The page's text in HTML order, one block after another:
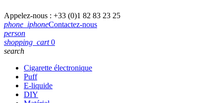
Appelez-nous : +33 (0)1 82 83 23 25
phone_iphoneContactez-nous
person
shopping_cart 0
search
Cigarette électronique
Puff
E-liquide
DIY